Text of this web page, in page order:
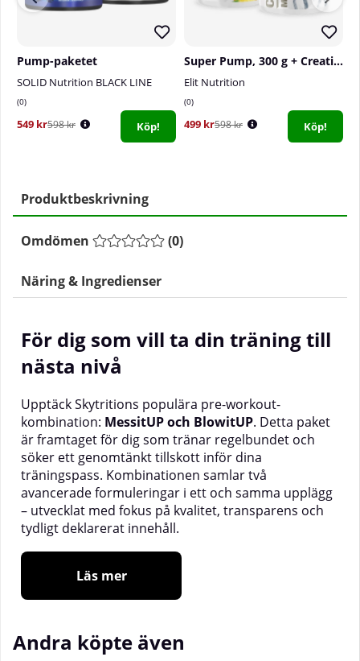
Pump-paketet
SOLID Nutrition BLACK LINE
0
549 kr598 kr Köp!
Super Pump, 300 g + Creatine Monohydrate, 300 g
Elit Nutrition
0
499 kr598 kr Köp!
Produktbeskrivning
Omdömen (0)
Näring & Ingredienser
För dig som vill ta din träning till
nästa nivå
Upptäck Skytritions populära pre-workout-
kombination: MessitUP och BlowitUP. Detta paket
är framtaget för dig som tränar regelbundet och
söker ett genomtänkt tillskott inför dina
träningspass. Kombinationen samlar två
avancerade formuleringar i ett och samma upplägg
– utvecklat med fokus på kvalitet, transparens och
tydligt deklarerat innehåll.
Oavsett om du tränar styrketräning, högvolym,
crossfit eller intensiv intervallträning kan denna duo
användas som en del av din förberedelse inför
Läs mer
Andra köpte även